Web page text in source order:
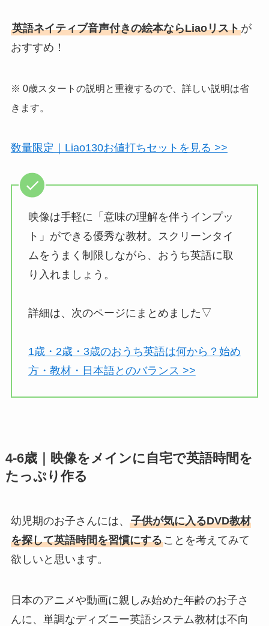
英語ネイティブ音声付きの絵本ならLiaoリストが
おすすめ！
※ 0歳スタートの説明と重複するので、詳しい説明は省
きます。
数量限定｜Liao130お値打ちセットを見る >>
映像は手軽に「意味の理解を伴うインプッ
ト」ができる優秀な教材。スクリーンタイ
ムをうまく制限しながら、おうち英語に取
り入れましょう。
詳細は、次のページにまとめました▽
1歳・2歳・3歳のおうち英語は何から？始め
方・教材・日本語とのバランス >>
4-6歳｜映像をメインに自宅で英語時間を
たっぷり作る
幼児期のお子さんには、 子供が気に入るDVD教材
を探して英語時間を習慣にすることを考えてみて
欲しいと思います。
日本のアニメや動画に親しみ始めた年齢のお子さ
んに、単調なディズニー英語システム教材は不向